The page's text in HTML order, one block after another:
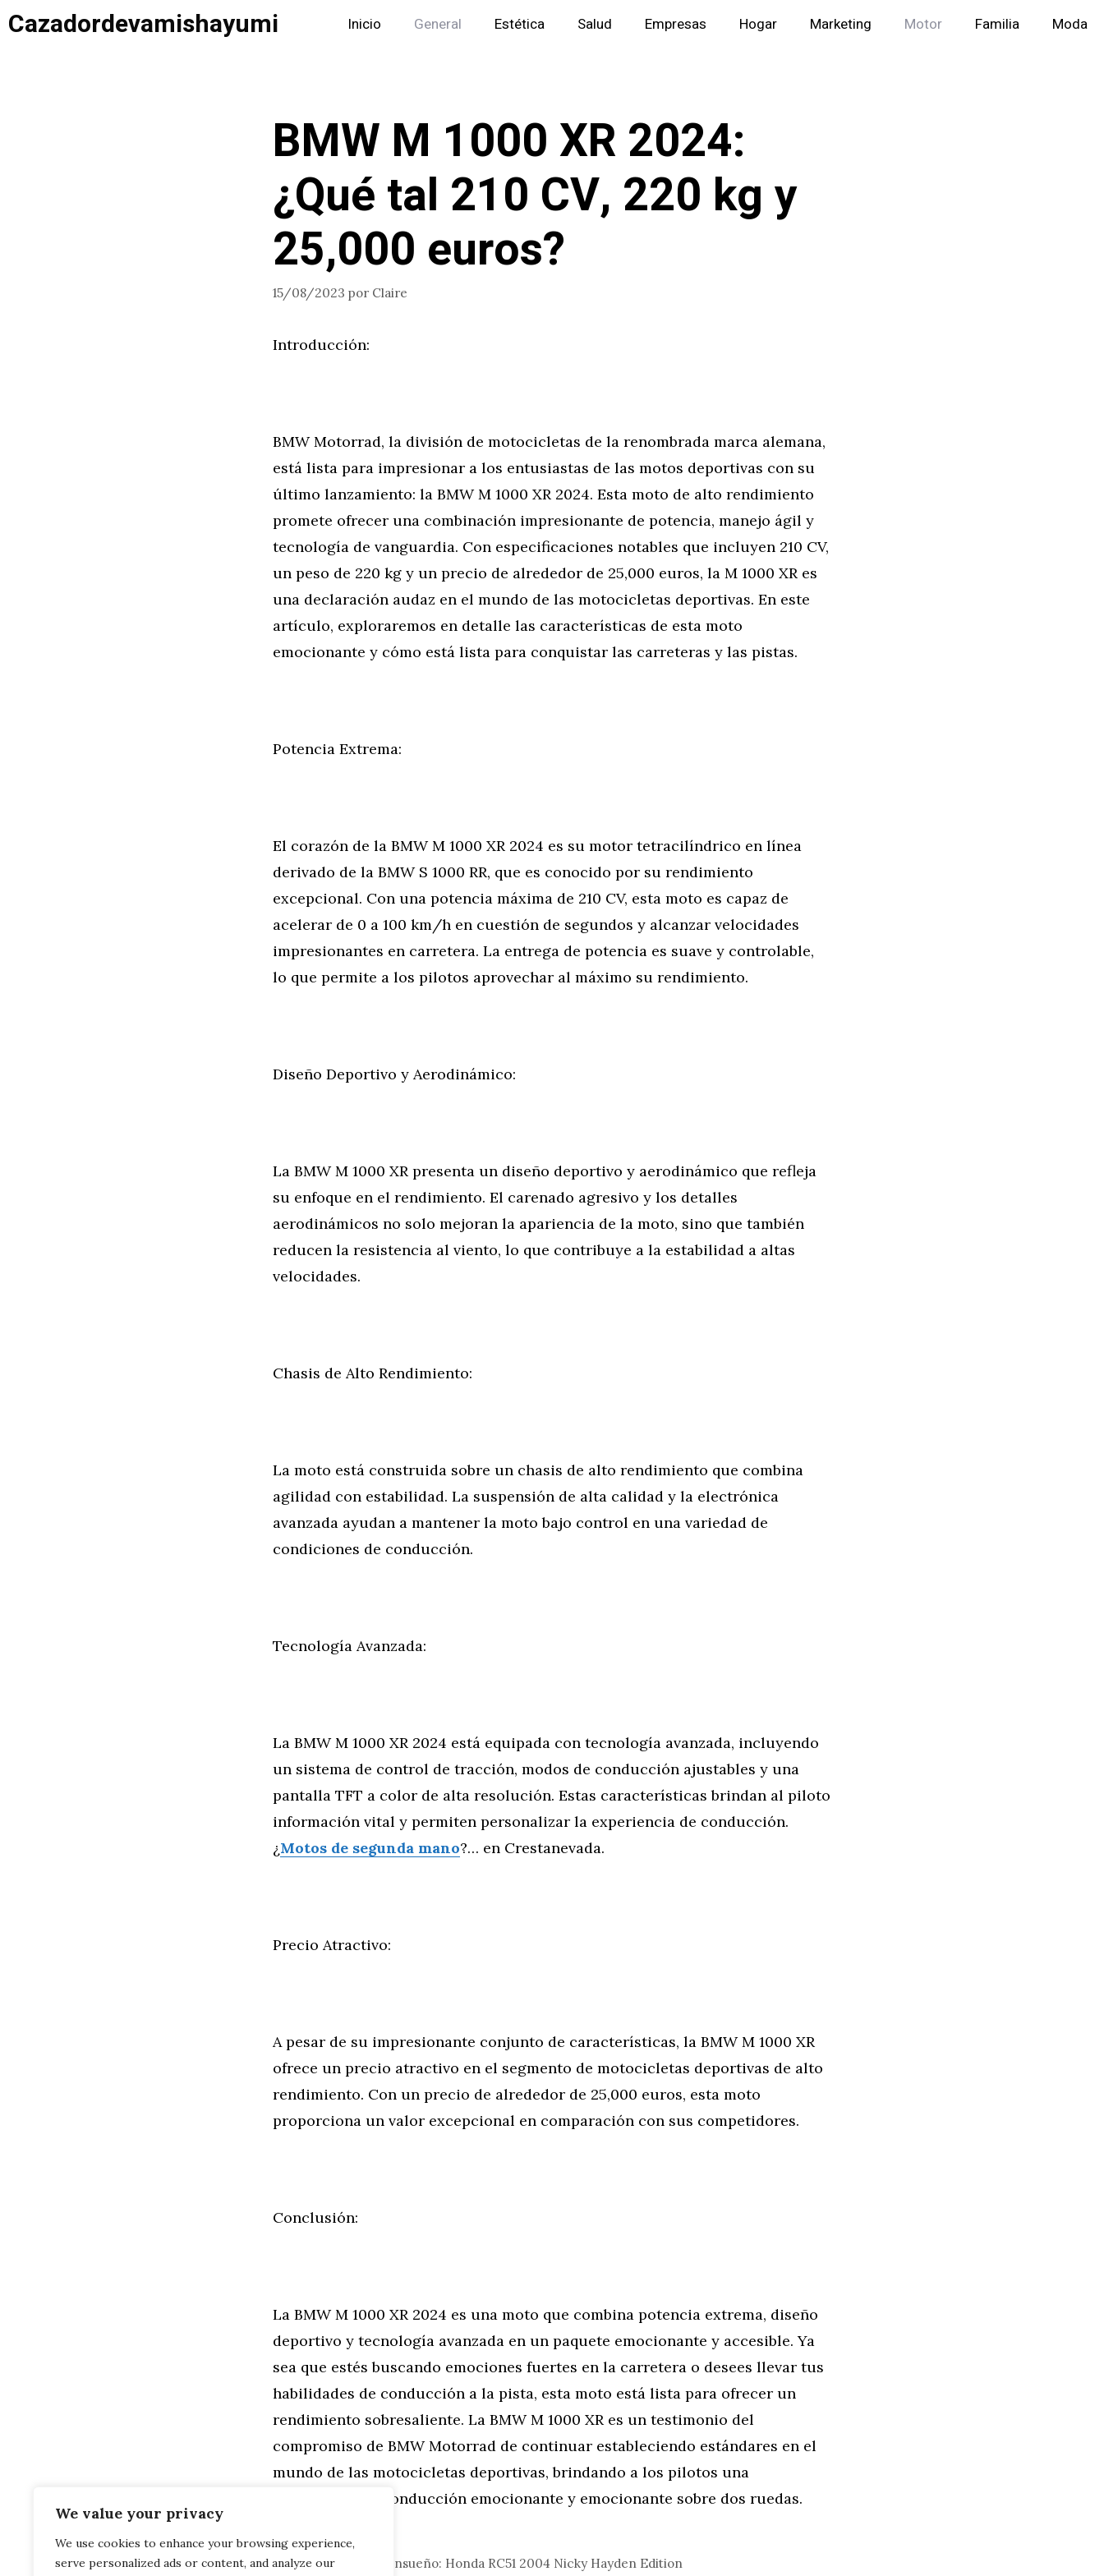
We value your privacy
We use cookies to enhance your browsing experience,
serve personalized ads or content, and analyze our
Saltar
Cazadordevamishayumi Inicio General Estética Salud Empresas Hogar Marketing Motor Familia Moda
BMW M 1000 XR 2024:
¿Qué tal 210 CV, 220 kg y
25,000 euros?
15/08/2023 por Claire
Introducción:
BMW Motorrad, la división de motocicletas de la renombrada marca alemana,
está lista para impresionar a los entusiastas de las motos deportivas con su
último lanzamiento: la BMW M 1000 XR 2024. Esta moto de alto rendimiento
promete ofrecer una combinación impresionante de potencia, manejo ágil y
tecnología de vanguardia. Con especificaciones notables que incluyen 210 CV,
un peso de 220 kg y un precio de alrededor de 25,000 euros, la M 1000 XR es
una declaración audaz en el mundo de las motocicletas deportivas. En este
artículo, exploraremos en detalle las características de esta moto
emocionante y cómo está lista para conquistar las carreteras y las pistas.
Potencia Extrema:
El corazón de la BMW M 1000 XR 2024 es su motor tetracilíndrico en línea
derivado de la BMW S 1000 RR, que es conocido por su rendimiento
excepcional. Con una potencia máxima de 210 CV, esta moto es capaz de
acelerar de 0 a 100 km/h en cuestión de segundos y alcanzar velocidades
impresionantes en carretera. La entrega de potencia es suave y controlable,
lo que permite a los pilotos aprovechar al máximo su rendimiento.
Diseño Deportivo y Aerodinámico:
La BMW M 1000 XR presenta un diseño deportivo y aerodinámico que refleja
su enfoque en el rendimiento. El carenado agresivo y los detalles
aerodinámicos no solo mejoran la apariencia de la moto, sino que también
reducen la resistencia al viento, lo que contribuye a la estabilidad a altas
velocidades.
Chasis de Alto Rendimiento:
La moto está construida sobre un chasis de alto rendimiento que combina
agilidad con estabilidad. La suspensión de alta calidad y la electrónica
avanzada ayudan a mantener la moto bajo control en una variedad de
condiciones de conducción.
Tecnología Avanzada:
La BMW M 1000 XR 2024 está equipada con tecnología avanzada, incluyendo
un sistema de control de tracción, modos de conducción ajustables y una
pantalla TFT a color de alta resolución. Estas características brindan al piloto
información vital y permiten personalizar la experiencia de conducción.
¿Motos de segunda mano?… en Crestanevada.
Precio Atractivo:
A pesar de su impresionante conjunto de características, la BMW M 1000 XR
ofrece un precio atractivo en el segmento de motocicletas deportivas de alto
rendimiento. Con un precio de alrededor de 25,000 euros, esta moto
proporciona un valor excepcional en comparación con sus competidores.
Conclusión:
La BMW M 1000 XR 2024 es una moto que combina potencia extrema, diseño
deportivo y tecnología avanzada en un paquete emocionante y accesible. Ya
sea que estés buscando emociones fuertes en la carretera o desees llevar tus
habilidades de conducción a la pista, esta moto está lista para ofrecer un
rendimiento sobresaliente. La BMW M 1000 XR es un testimonio del
compromiso de BMW Motorrad de continuar estableciendo estándares en el
mundo de las motocicletas deportivas, brindando a los pilotos una
experiencia de conducción emocionante y emocionante sobre dos ruedas.
Categorías
General,Motor
Moto Mítica de Ensueño: Honda RC51 2004 Nicky Hayden Edition